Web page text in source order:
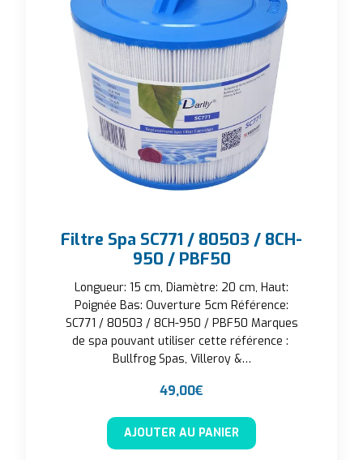
Filtre Spa SC771 / 80503 / 8CH-
950 / PBF50
Longueur: 15 cm, Diamètre: 20 cm, Haut:
Poignée Bas: Ouverture 5cm Référence:
SC771 / 80503 / 8CH-950 / PBF50 Marques
de spa pouvant utiliser cette référence :
Bullfrog Spas, Villeroy &…
49,00€
AJOUTER AU PANIER